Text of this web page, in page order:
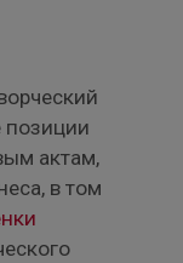
позиции
актам,
в том